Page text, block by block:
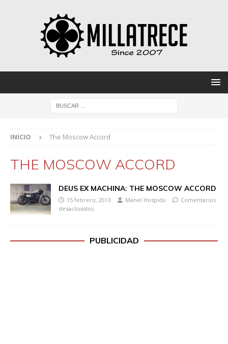
INICIO The Moscow Accord
THE MOSCOW ACCORD
DEUS EX MACHINA: THE MOSCOW ACCORD
15 febrero, 2013 Manel Hospido
Comentarios
desactivados
PUBLICIDAD